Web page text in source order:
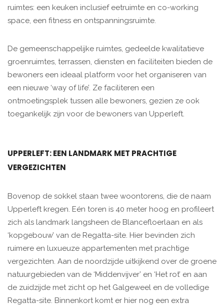
ruimtes: een keuken inclusief eetruimte en co-working
space, een fitness en ontspanningsruimte.
De gemeenschappelijke ruimtes, gedeelde kwalitatieve
groenruimtes, terrassen, diensten en faciliteiten bieden de
bewoners een ideaal platform voor het organiseren van
een nieuwe ‘way of life’. Ze faciliteren een
ontmoetingsplek tussen alle bewoners, gezien ze ook
toegankelijk zijn voor de bewoners van Upperleft.
UPPERLEFT: EEN LANDMARK MET PRACHTIGE
VERGEZICHTEN
Bovenop de sokkel staan twee woontorens, die de naam
Upperleft kregen. Eén toren is 40 meter hoog en profileert
zich als landmark langsheen de Blancefloerlaan en als
‘kopgebouw’ van de Regatta-site. Hier bevinden zich
ruimere en luxueuze appartementen met prachtige
vergezichten. Aan de noordzijde uitkijkend over de groene
natuurgebieden van de ‘Middenvijver’ en ‘Het rot’ en aan
de zuidzijde met zicht op het Galgeweel en de volledige
Regatta-site. Binnenkort komt er hier nog een extra